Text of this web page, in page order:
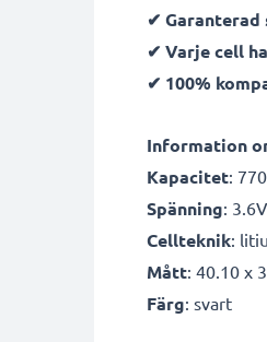
✔ Garanterad
✔ Varje cell
✔ 100%
Information
Kapacitet:
Spänning:
Cellteknik:
Mått: 40.10 x
Färg: svart